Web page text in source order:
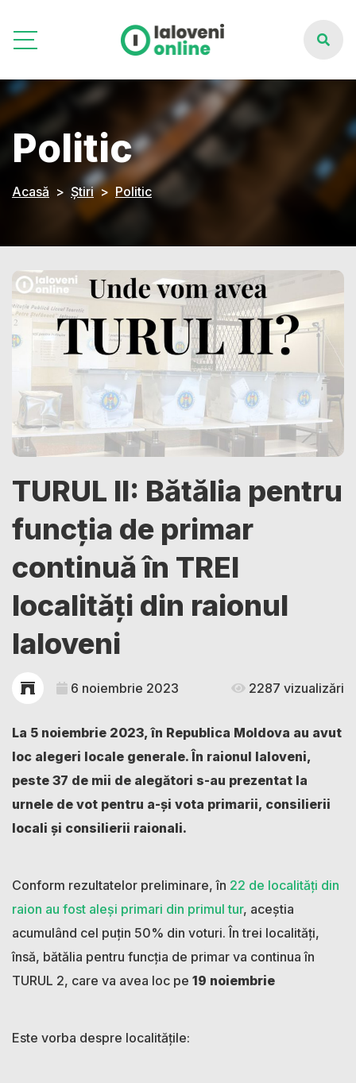
Politic
Acasă Știri Politic
TURUL II: Bătălia pentru
funcția de primar
continuă în TREI
localități din raionul
Ialoveni
6 noiembrie 2023 2287 vizualizări
La 5 noiembrie 2023, în Republica Moldova au avut
loc alegeri locale generale. În raionul Ialoveni,
peste 37 de mii de alegători s-au prezentat la
urnele de vot pentru a-și vota primarii, consilierii
locali și consilierii raionali.
Conform rezultatelor preliminare, în 22 de localități din
raion au fost aleși primari din primul tur, aceștia
acumulând cel puțin 50% din voturi. În trei localități,
însă, bătălia pentru funcția de primar va continua în
TURUL 2, care va avea loc pe 19 noiembrie
Este vorba despre localitățile: